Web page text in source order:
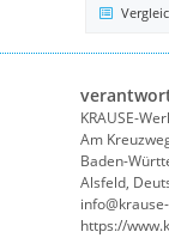
KRAUSE-
Am
Baden-
Alsfeld,
https://